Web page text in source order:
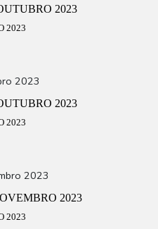
2023
2023
2023
2023
2023
2023